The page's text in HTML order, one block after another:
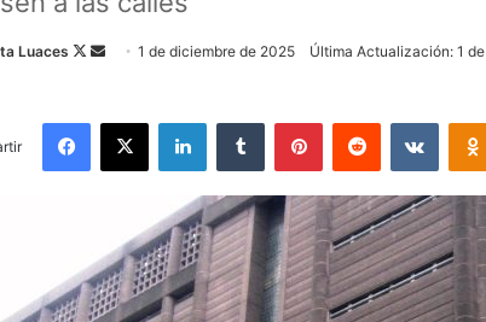
Luaces
F
X
m
a
i
1 de diciembre de 2025
Última Actualización: 1